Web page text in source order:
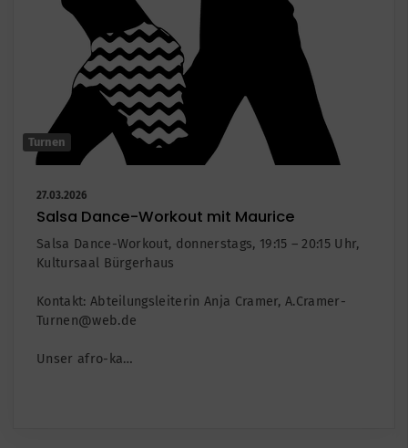
Turnen
27.03.2026
Salsa Dance-Workout mit Maurice
Salsa Dance-Workout, donnerstags, 19:15 – 20:15 Uhr,
Kultursaal Bürgerhaus
Kontakt: Abteilungsleiterin Anja Cramer, A.Cramer-
Turnen@web.de
Unser afro-ka…